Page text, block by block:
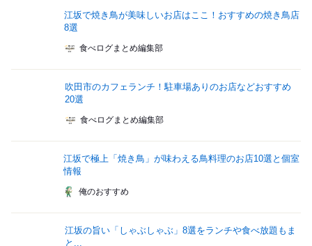
江坂で焼き鳥が美味しいお店はここ！おすすめの焼き鳥店
8選
食べログまとめ編集部
吹田市のカフェランチ！駐車場ありのお店などおすすめ
20選
食べログまとめ編集部
江坂で極上「焼き鳥」が味わえる鳥料理のお店10選と個室
情報
俺のおすすめ
江坂の旨い「しゃぶしゃぶ」8選をランチや食べ放題もま
と...